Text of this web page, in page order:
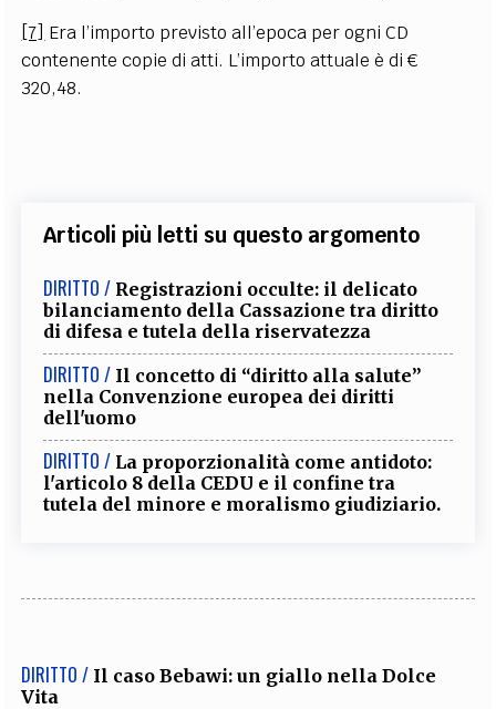
[7] Era l’importo previsto all’epoca per ogni CD
contenente copie di atti. L’importo attuale è di €
320,48.
Articoli più letti su questo argomento
DIRITTO / Registrazioni occulte: il delicato
bilanciamento della Cassazione tra diritto
di difesa e tutela della riservatezza
DIRITTO / Il concetto di “diritto alla salute”
nella Convenzione europea dei diritti
dell'uomo
DIRITTO / La proporzionalità come antidoto:
l'articolo 8 della CEDU e il confine tra
tutela del minore e moralismo giudiziario.
DIRITTO / Il caso Bebawi: un giallo nella Dolce
Vita